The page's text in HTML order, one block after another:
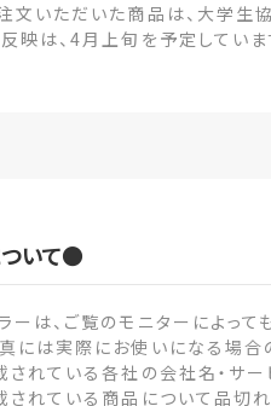
文いただいた商品は、大学生
映は、4月上旬を予定していま
いて●
ーは、ご覧のモニターによっ
には実際にお使いになる場合
されている各社の会社名・サ
されている商品について品切